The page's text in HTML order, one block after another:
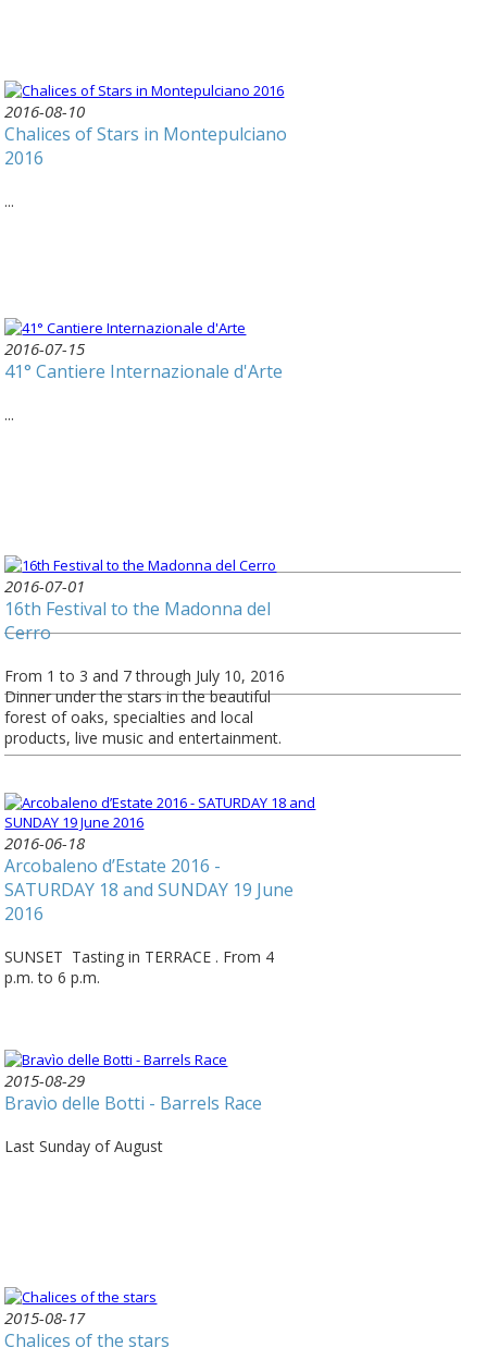
2016-08-10
Chalices of Stars in Montepulciano
2016
...
2016-07-15
41° Cantiere Internazionale d'Arte
...
2016-07-01
16th Festival to the Madonna del
Cerro
From 1 to 3 and 7 through July 10, 2016
Dinner under the stars in the beautiful
forest of oaks, specialties and local
products, live music and entertainment.
2016-06-18
Arcobaleno d’Estate 2016 -
SATURDAY 18 and SUNDAY 19 June
2016
SUNSET Tasting in TERRACE . From 4
p.m. to 6 p.m.
2015-08-29
Bravìo delle Botti - Barrels Race
Last Sunday of August
2015-08-17
Chalices of the stars